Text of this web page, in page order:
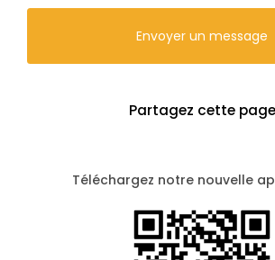
Envoyer un message
Partagez cette page
Téléchargez notre nouvelle